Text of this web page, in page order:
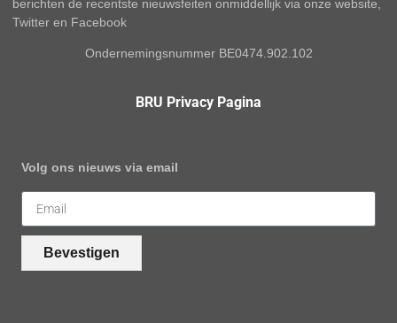
berichten de recentste nieuwsfeiten onmiddellijk via onze website,
Twitter en Facebook
Ondernemingsnummer BE0474.902.102
BRU Privacy Pagina
Volg ons nieuws via email
Bevestigen